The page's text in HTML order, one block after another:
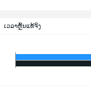
ເວລາຫຼິ້ນແທ້ຈິງ